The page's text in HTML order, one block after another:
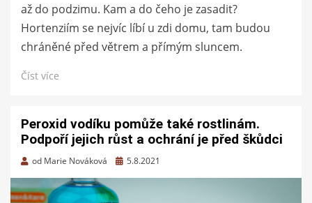
až do podzimu. Kam a do čeho je zasadit?
Hortenziím se nejvíc líbí u zdi domu, tam budou
chráněné před větrem a přímým sluncem.
Číst více
Peroxid vodíku pomůže také rostlinám.
Podpoří jejich růst a ochrání je před škůdci
od Marie Nováková
Zveřejněno
5.8.2021